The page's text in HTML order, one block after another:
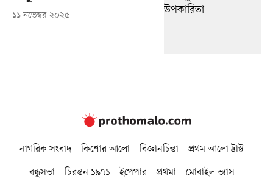
১১ নভেম্বর ২০২৫
নাগরিক সংবাদ কিশোর আলো বিজ্ঞানচিন্তা
প্রথম আলো ট্রাস্ট
বন্ধুসভা
চিরন্তন ১৯৭১ ইপেপার প্রথমা মোবাইল ভ্যাস